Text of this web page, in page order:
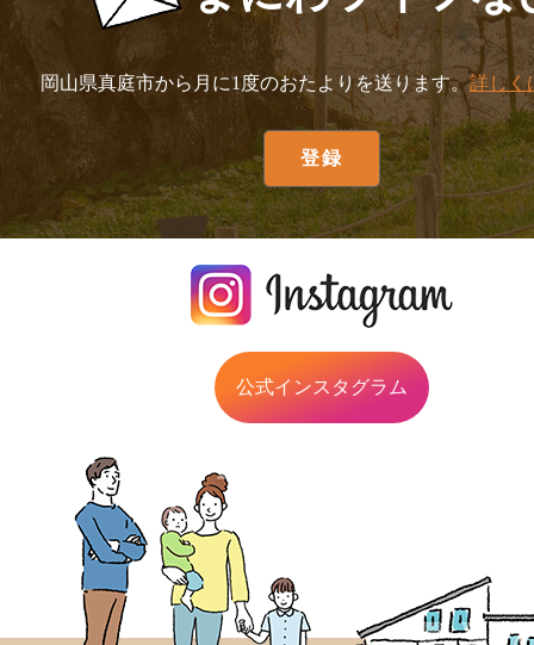
岡山県真庭市から月に1度のおたよりを送ります。詳しく
公式インスタグラム